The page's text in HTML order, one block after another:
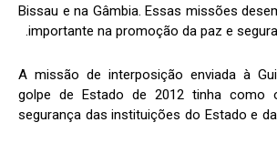
Bissau e na Gâmbia. Essas missões
importante na promoção da paz e
A missão de interposição enviada à
golpe de Estado de 2012 tinha como
segurança das instituições do Estado e